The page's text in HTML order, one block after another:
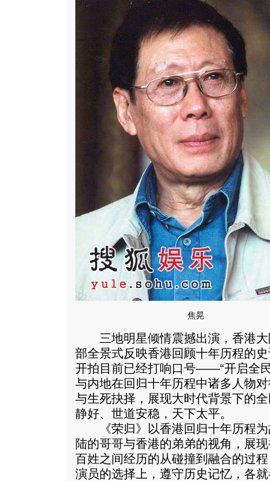
焦晃
三地明星倾情震撼出演，香港大
部全景式反映香港回顾十年历程的
开拍目前已经打响口号——“开启全
与内地在回归十年历程中诸多人物
与生死抉择，展现大时代背景下的
静好、世道安稳，天下太平。
《荣归》以香港回归十年历程为
陆的哥哥与香港的弟弟的视角，展
百姓之间经历的从碰撞到融合的过
演员的选择上，遵守历史记忆，各